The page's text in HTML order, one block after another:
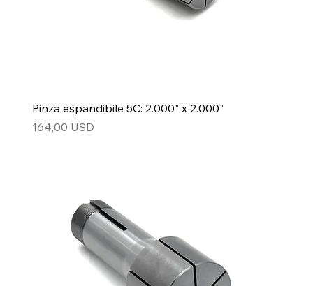
Pinza espandibile 5C: 2.000" x 2.000"
Prezzo
164,00 USD